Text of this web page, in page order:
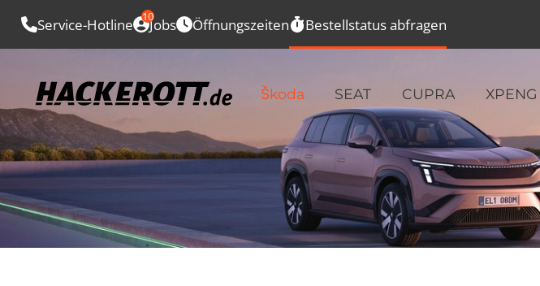
Service-Hotline Jobs
10 Öffnungszeiten Bestellstatus abfragen
Škoda SEAT CUPRA XPENG